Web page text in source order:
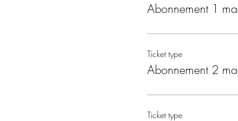
Abonnement 1
Ticket type
Abonnement 2
Ticket type